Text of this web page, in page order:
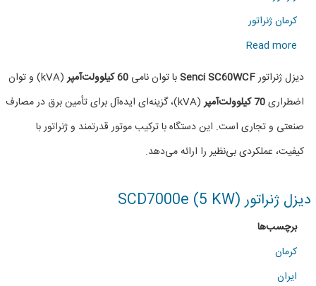
کرمان ژنراتور
Read more
about
دیزل
ژنراتور
66KVA
دیزل ژنراتورSenci SC60WCFبا توان نامی 60 کیلوولت‌آمپر
(kVA) و توان
اضطراری70 کیلوولت‌آمپر
(kVA)، گزینه‌ای ایده‌آل برای تأمین برق در مصارف
صنعتی و تجاری است. این دستگاه با ترکیب موتور قدرتمند و ژنراتور با
کیفیت، عملکردی بی‌نظیر را ارائه می‌دهد.
دیزل ژنراتور SCD7000e (5 KW)
برچسب‌ها
کرمان
ایران